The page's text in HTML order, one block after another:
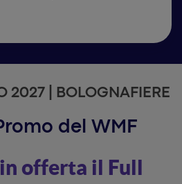
2027 | BOLOGNAFIERE
del WMF
offerta il Full